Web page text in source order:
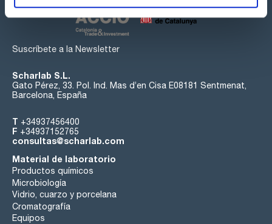
Suscríbete a la Newsletter
Scharlab S.L.
Gato Pérez, 33. Pol. Ind. Mas d’en Cisa E08181 Sentmenat,
Barcelona, España
T +34937456400
F +34937152765
consultas@scharlab.com
Material de laboratorio
Productos químicos
Microbiología
Vidrio, cuarzo y porcelana
Cromatografía
Equipos